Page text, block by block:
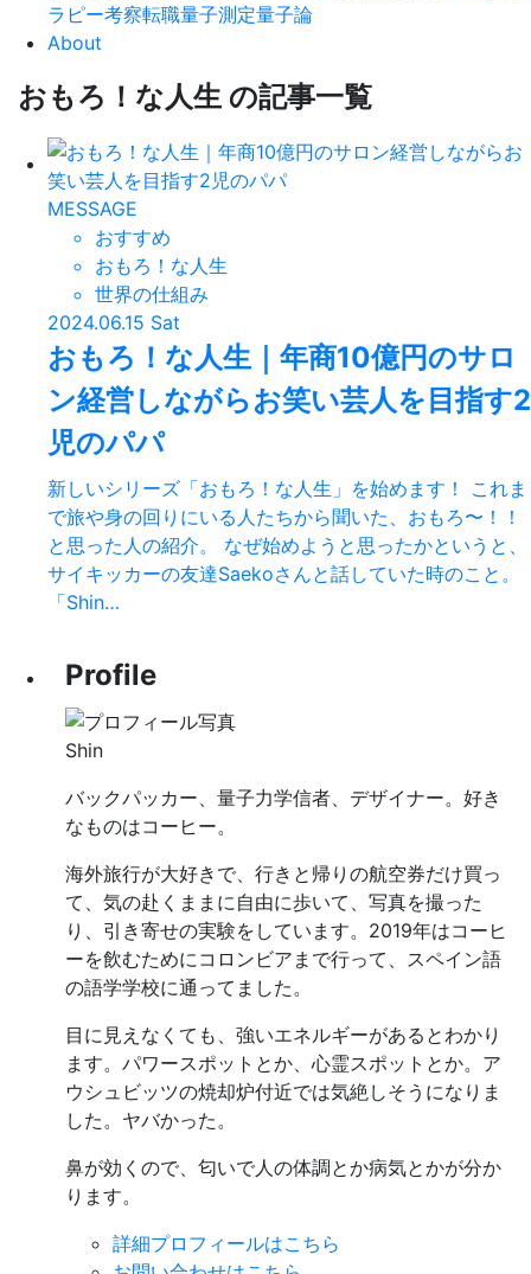
ラピー考察転職量子測定量子論
About
おもろ！な人生 の記事一覧
MESSAGE
おすすめ
おもろ！な人生
世界の仕組み
2024.06.15 Sat
おもろ！な人生｜年商10億円のサロ
ン経営しながらお笑い芸人を目指す2
児のパパ
新しいシリーズ「おもろ！な人生」を始めます！ これま
で旅や身の回りにいる人たちから聞いた、おもろ〜！！
と思った人の紹介。 なぜ始めようと思ったかというと、
サイキッカーの友達Saekoさんと話していた時のこと。
「Shin…
Profile
Shin
バックパッカー、量子力学信者、デザイナー。好き
なものはコーヒー。
海外旅行が大好きで、行きと帰りの航空券だけ買っ
て、気の赴くままに自由に歩いて、写真を撮った
り、引き寄せの実験をしています。2019年はコーヒ
ーを飲むためにコロンビアまで行って、スペイン語
の語学学校に通ってました。
目に見えなくても、強いエネルギーがあるとわかり
ます。パワースポットとか、心霊スポットとか。ア
ウシュビッツの焼却炉付近では気絶しそうになりま
した。ヤバかった。
鼻が効くので、匂いで人の体調とか病気とかが分か
ります。
詳細プロフィールはこちら